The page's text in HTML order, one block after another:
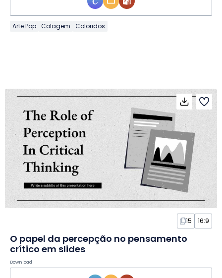
Arte Pop Colagem Coloridos
15 16:9
O papel da percepção no pensamento
crítico em slides
Download